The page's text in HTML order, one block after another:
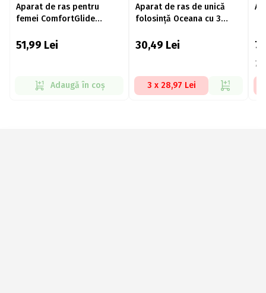
Aparat de ras pentru
femei ComfortGlide
2 rezerve
51,99 Lei
Adaugă în coș
Aparat de ras de unică
folosință Oceana cu 3
30,49 Lei
3 x 28,97 Lei